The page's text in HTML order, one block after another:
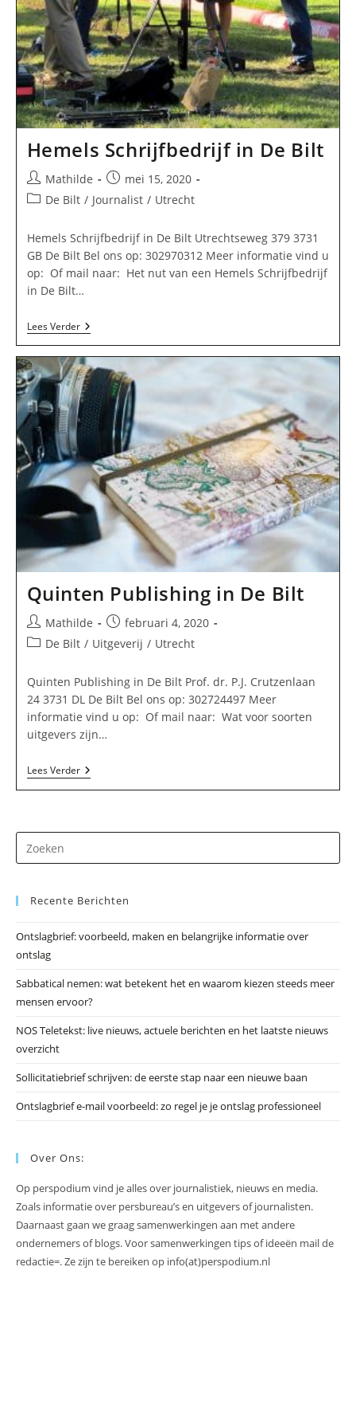
Hemels Schrijfbedrijf in De Bilt
Bericht
auteur:
Mathilde
Bericht
gepubliceerd
mei 15, 2020
Berichtcategorie:
De Bilt / Journalist / Utrecht
Hemels Schrijfbedrijf in De Bilt Utrechtseweg 379 3731
GB De Bilt Bel ons op: 302970312 Meer informatie vind u
op: Of mail naar: Het nut van een Hemels Schrijfbedrijf
in De Bilt…
Lees VerderHemels
Schrijfbedrijf
De
Bilt
Quinten Publishing in De Bilt
Bericht
auteur:
Mathilde
Bericht
gepubliceerd
februari 4, 2020
Berichtcategorie:
De Bilt / Uitgeverij / Utrecht
Quinten Publishing in De Bilt Prof. dr. P.J. Crutzenlaan
24 3731 DL De Bilt Bel ons op: 302724497 Meer
informatie vind u op: Of mail naar: Wat voor soorten
uitgevers zijn…
Lees VerderQuinten
Publishing
op
Recente Berichten
Ontslagbrief: voorbeeld, maken en belangrijke informatie over
ontslag
Sabbatical nemen: wat betekent het en waarom kiezen steeds meer
mensen ervoor?
NOS Teletekst: live nieuws, actuele berichten en het laatste nieuws
overzicht
Sollicitatiebrief schrijven: de eerste stap naar een nieuwe baan
Ontslagbrief e-mail voorbeeld: zo regel je je ontslag professioneel
Over Ons:
Op perspodium vind je alles over journalistiek, nieuws en media.
Zoals informatie over persbureau’s en uitgevers of journalisten.
Daarnaast gaan we graag samenwerkingen aan met andere
ondernemers of blogs. Voor samenwerkingen tips of ideeën mail de
redactie=. Ze zijn te bereiken op info(at)perspodium.nl